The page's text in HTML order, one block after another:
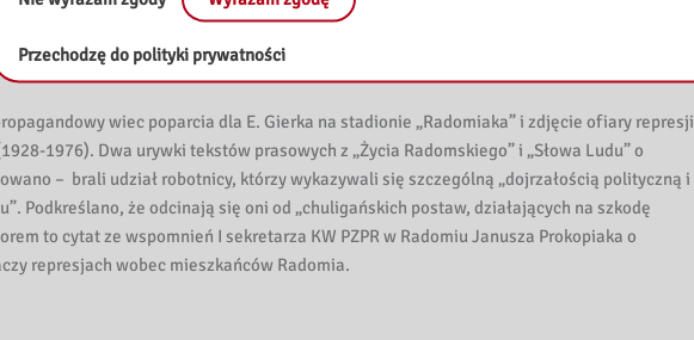
dla mieszkańców Radomia: represje prawne, pozaprawne i partyjne. Informacje w formie
oraz opis najważniejszych działań odwetowych ze strony władz.
wiec poparcia dla E. Gierka na stadionie „Radomiaka” i zdjęcie ofiary represji
1976). Dwa urywki tekstów prasowych z „Życia Radomskiego” i „Słowa Ludu” o
– brali udział robotnicy, którzy wykazywali się szczególną „dojrzałością polityczną i
Podkreślano, że odcinają się oni od „chuligańskich postaw, działających na szkodę
to cytat ze wspomnień I sekretarza KW PZPR w Radomiu Janusza Prokopiaka o
represjach wobec mieszkańców Radomia.
Przechodzę do polityki prywatności